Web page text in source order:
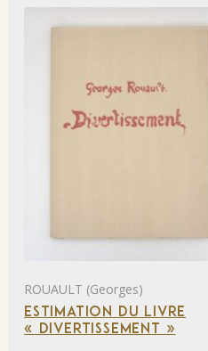
ROUAULT (Georges)
ESTIMATION DU LIVRE
« DIVERTISSEMENT »